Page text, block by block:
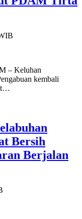
– Keluhan
kembali
Bersih
Berjalan